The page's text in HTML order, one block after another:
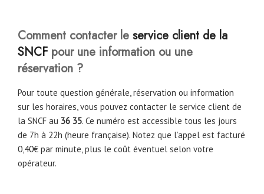
Comment contacter le service client de la
SNCF pour une information ou une
réservation ?
Pour toute question générale, réservation ou information
sur les horaires, vous pouvez contacter le service client de
la SNCF au 36 35. Ce numéro est accessible tous les jours
de 7h à 22h (heure française). Notez que l’appel est facturé
0,40€ par minute, plus le coût éventuel selon votre
opérateur.